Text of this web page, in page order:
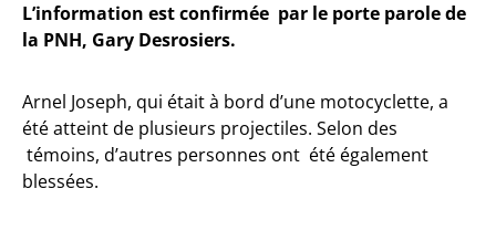
L’information est confirmée par le porte parole de
la PNH, Gary Desrosiers.
Arnel Joseph, qui était à bord d’une motocyclette, a
été atteint de plusieurs projectiles. Selon des
témoins, d’autres personnes ont été également
blessées.